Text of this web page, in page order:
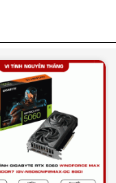
viên dưới 15 triệu
viên dưới 15 triệu mượt
ý các thương hiệu
cho sinh viên sử dụng
họa tại Đồng Nai theo
tín
tại Đồng Nai theo yêu
xử lý 3D và dựng video
tư vấn và báo giá chi tiết